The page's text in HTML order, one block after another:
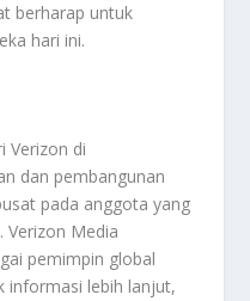
berharap untuk
hari ini.
Verizon di
dan pembangunan
pada anggota yang
Verizon Media
pemimpin global
informasi lebih lanjut,